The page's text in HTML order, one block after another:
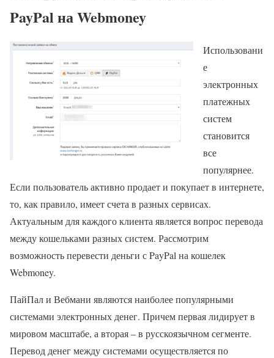
PayPal на Webmoney
Использовани
е
электронных
платежных
систем
становится
все
популярнее.
Если пользователь активно продает и покупает в интернете,
то, как правило, имеет счета в разных сервисах.
Актуальным для каждого клиента является вопрос перевода
между кошельками разных систем. Рассмотрим
возможность перевести деньги с PayPal на кошелек
Webmoney.
ПайПал и Вебмани являются наиболее популярными
системами электронных денег. Причем первая лидирует в
мировом масштабе, а вторая – в русскоязычном сегменте.
Перевод денег между системами осуществляется по